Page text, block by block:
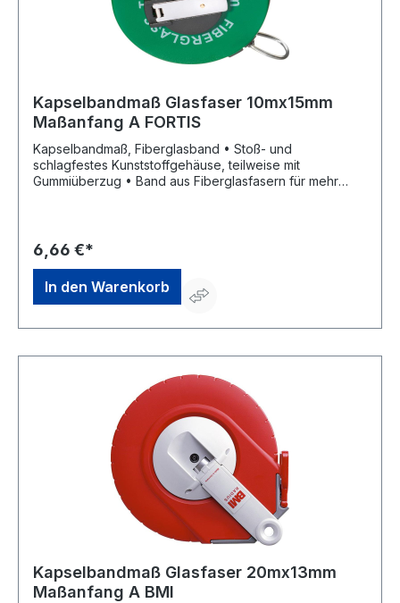
Kapselbandmaß Glasfaser 10mx15mm
Maßanfang A FORTIS
Kapselbandmaß, Fiberglasband • Stoß- und
schlagfestes Kunststoffgehäuse, teilweise mit
Gummiüberzug • Band aus Fiberglasfasern für mehr
EG-Genauigkeitsklasse II
6,66 €*
In den Warenkorb
Kapselbandmaß Glasfaser 20mx13mm
Maßanfang A BMI